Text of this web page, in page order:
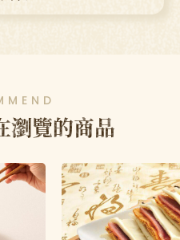
瀏覽的商品